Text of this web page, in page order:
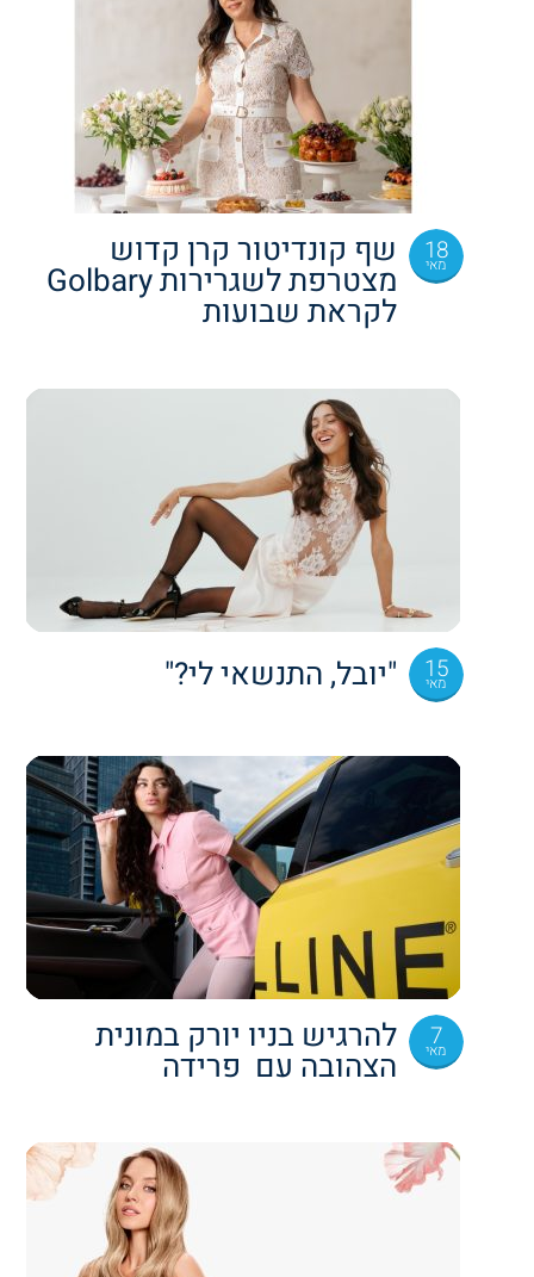
18
מאי שף קונדיטור קרן קדוש
מצטרפת לשגרירות Golbary
לקראת שבועות
15
מאי "יובל, התנשאי לי?"
7
מאי להרגיש בניו יורק במונית
הצהובה עם פרידה